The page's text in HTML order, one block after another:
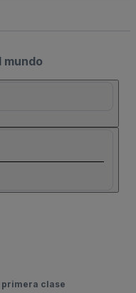
mundo
primera clase